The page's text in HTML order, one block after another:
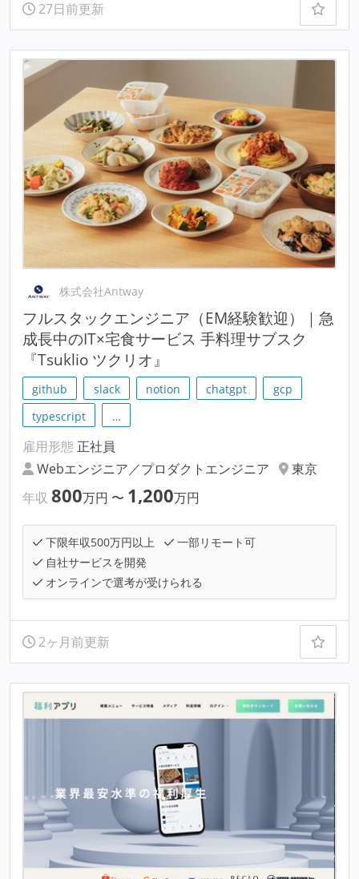
27日前更新
株式会社Antway
フルスタックエンジニア（EM経験歓迎）｜急
成長中のIT×宅食サービス 手料理サブスク
『Tsuklio ツクリオ』
github slack notion chatgpt
gcp
typescript
…
雇用形態 正社員
Webエンジニア／プロダクトエンジニア
東京
年収 800万円 〜 1,200万円
下限年収500万円以上
一部リモート可
自社サービスを開発
オンラインで選考が受けられる
2ヶ月前更新